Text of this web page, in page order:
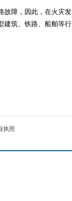
障，因此，在火灾发
建筑、铁路、船舶等行
执照